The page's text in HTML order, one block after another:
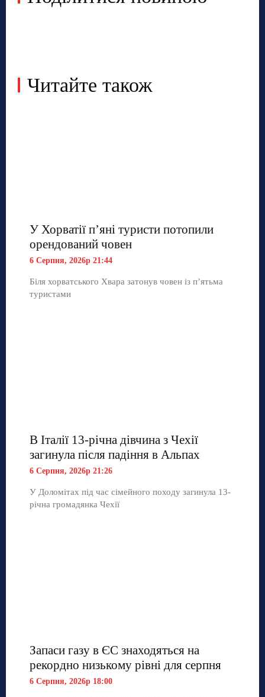
Читайте також
У Хорватії пʼяні туристи потопили
орендований човен
6 Серпня, 2026р 21:44
Біля хорватського Хвара затонув човен із п’ятьма
туристами
В Італії 13-річна дівчина з Чехії
загинула після падіння в Альпах
6 Серпня, 2026р 21:26
У Доломітах під час сімейного походу загинула 13-
річна громадянка Чехії
Запаси газу в ЄС знаходяться на
рекордно низькому рівні для серпня
6 Серпня, 2026р 18:00